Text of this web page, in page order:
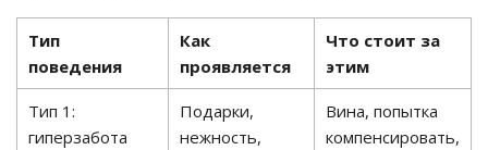
Тип
поведения
Как
проявляется
Что стоит за
этим
Тип 1:
гиперзабота
Подарки,
нежность,
Вина, попытка
компенсировать,